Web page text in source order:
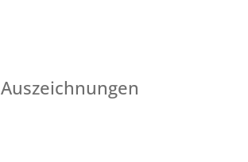
Auszeichnungen